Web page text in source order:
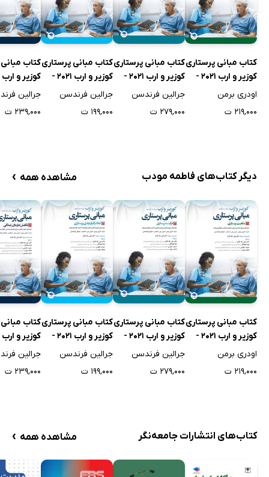
کتاب مبانی پرستاری
کوزیر و ارب 2021 -
جلد اول
اودری برمن
۲۱۹,۰۰۰ ت
کتاب مبانی پرستاری
کوزیر و ارب 2021 -
جلد سوم
جرالین فرندسن
۲۷۹,۰۰۰ ت
کتاب مبانی پرستاری
کوزیر و ارب 2021 -
جلد چهارم
جرالین فرندسن
۱۹۹,۰۰۰ ت
کتاب
جلد ششم
جرالین
۲۳۹,۰۰۰ ت
دیگر کتاب‌های فاطمه مودب مشاهده همه ›
کتاب مبانی پرستاری
کوزیر و ارب 2021 -
جلد اول
اودری برمن
۲۱۹,۰۰۰ ت
کتاب مبانی پرستاری
کوزیر و ارب 2021 -
جلد سوم
جرالین فرندسن
۲۷۹,۰۰۰ ت
کتاب مبانی پرستاری
کوزیر و ارب 2021 -
جلد چهارم
جرالین فرندسن
۱۹۹,۰۰۰ ت
کتاب
جلد ششم
جرالین
۲۳۹,۰۰۰ ت
کتاب‌های انتشارات جامعه‌نگر مشاهده همه ›